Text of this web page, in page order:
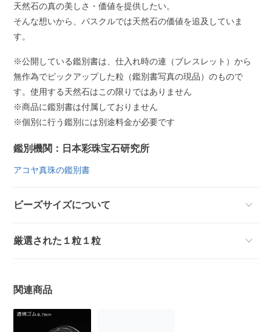
天然石の真の美しさ・価値を提供したい。
そんな想いから、パスクルでは天然石の価値を追及していま
す。
※公開している鑑別書は、仕入れ時の連（ブレスレット）から
無作為でピックアップした粒（鑑別書写真の現品）のもので
す。使用する天然石はこの限りではありません
※商品に鑑別書は付属しておりません
※個別に行う鑑別には別途料金が必要です
鑑別機関：日本彩珠宝石研究所
アコヤ真珠の鑑別書
ビーズサイズについて
厳選された１粒１粒
関連商品